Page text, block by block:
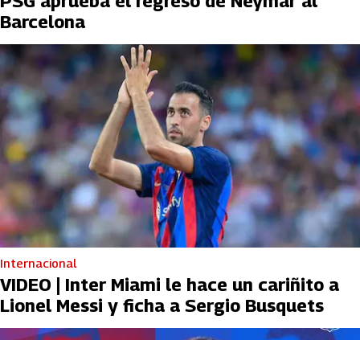
Barcelona
Internacional
VIDEO | Inter Miami le hace un cariñito a
Lionel Messi y ficha a Sergio Busquets